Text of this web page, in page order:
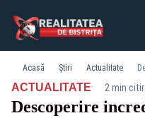
Acasă Știri Actualitate
ACTUALITATE· 2 min
Descoperire